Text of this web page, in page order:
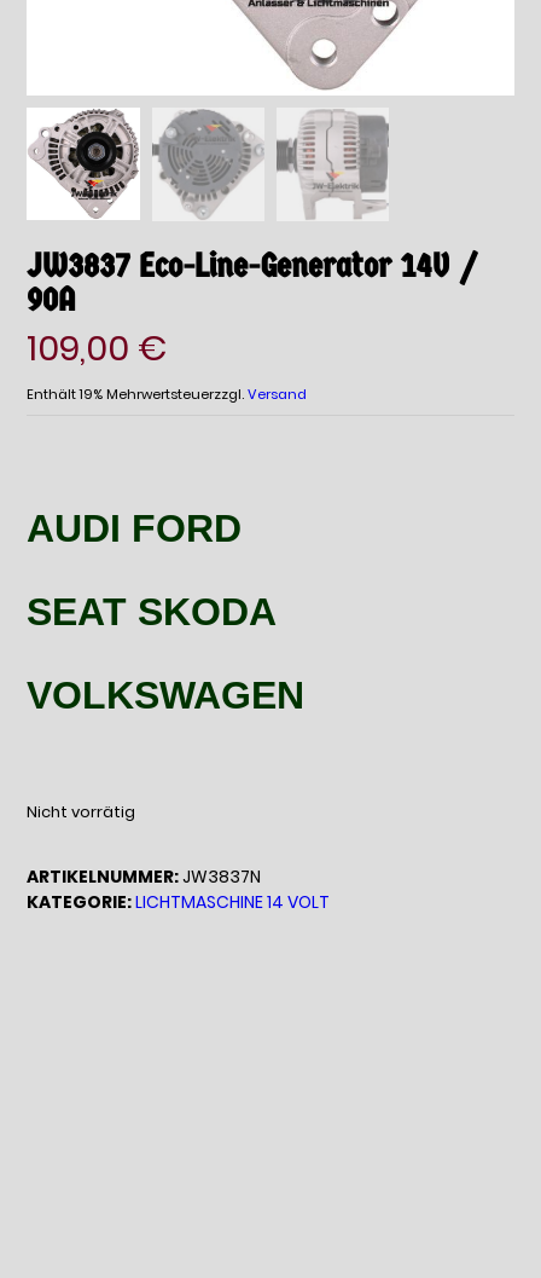
JW3837 Eco-Line-Generator 14V /
90A
109,00 €
Enthält 19% Mehrwertsteuerzzgl.Versand
AUDI FORD
SEAT SKODA
VOLKSWAGEN
Nicht vorrätig
ARTIKELNUMMER:JW3837N
KATEGORIE:LICHTMASCHINE 14 VOLT